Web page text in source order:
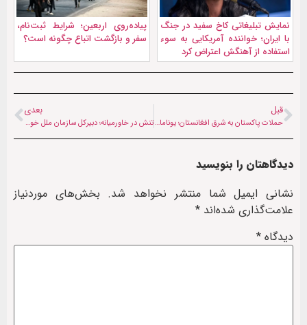
نمايش تبليغاتی کاخ سفید در جنگ
با ایران؛ خواننده آمریکایی به سوء
استفاده از آهنگش اعتراض کرد
پیاده‌روی اربعین؛ شرایط ثبت‌نام،
سفر و بازگشت اتباع چگونه است؟
قبل
حملات پاکستان به شرق افغانستان؛ یوناما کشته شدن «غیرنظامیان» را تایید کرد
بعدی
تنش در خاورمیانه؛ دبیرکل سازمان ملل خواستار بازگشت به مسیر دیپلماسی شد
دیدگاهتان را بنویسید
نشانی ایمیل شما منتشر نخواهد شد. بخش‌های موردنیاز
علامت‌گذاری شده‌اند *
دیدگاه *